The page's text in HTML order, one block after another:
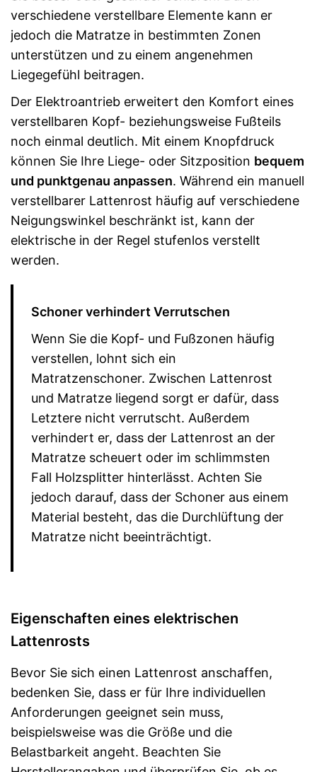
verschiedene verstellbare Elemente kann er
jedoch die Matratze in bestimmten Zonen
unterstützen und zu einem angenehmen
Liegegefühl beitragen.
Der Elektroantrieb erweitert den Komfort eines
verstellbaren Kopf- beziehungsweise Fußteils
noch einmal deutlich. Mit einem Knopfdruck
können Sie Ihre Liege- oder Sitzposition bequem
und punktgenau anpassen. Während ein manuell
verstellbarer Lattenrost häufig auf verschiedene
Neigungswinkel beschränkt ist, kann der
elektrische in der Regel stufenlos verstellt
werden.
Schoner verhindert Verrutschen
Wenn Sie die Kopf- und Fußzonen häufig
verstellen, lohnt sich ein
Matratzenschoner. Zwischen Lattenrost
und Matratze liegend sorgt er dafür, dass
Letztere nicht verrutscht. Außerdem
verhindert er, dass der Lattenrost an der
Matratze scheuert oder im schlimmsten
Fall Holzsplitter hinterlässt. Achten Sie
jedoch darauf, dass der Schoner aus einem
Material besteht, das die Durchlüftung der
Matratze nicht beeinträchtigt.
Eigenschaften eines elektrischen
Lattenrosts
Bevor Sie sich einen Lattenrost anschaffen,
bedenken Sie, dass er für Ihre individuellen
Anforderungen geeignet sein muss,
beispielsweise was die Größe und die
Belastbarkeit angeht. Beachten Sie